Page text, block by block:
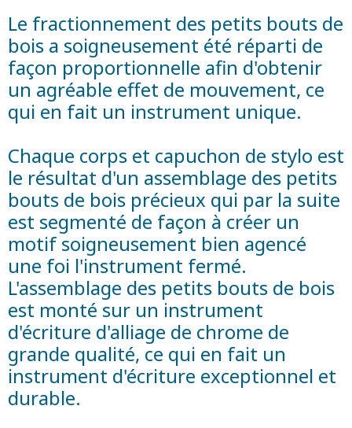
Le fractionnement des petits bouts de
bois a soigneusement été réparti de
façon proportionnelle afin d'obtenir
un agréable effet de mouvement, ce
qui en fait un instrument unique.
Chaque corps et capuchon de stylo est
le résultat d'un assemblage des petits
bouts de bois précieux qui par la suite
est segmenté de façon à créer un
motif soigneusement bien agencé
une foi l'instrument fermé.
L'assemblage des petits bouts de bois
est monté sur un instrument
d'écriture d'alliage de chrome de
grande qualité, ce qui en fait un
instrument d'écriture exceptionnel et
durable.